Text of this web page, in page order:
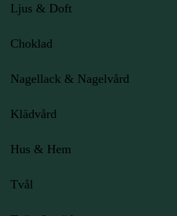
Ljus & Doft
Choklad
Nagellack & Nagelvård
Klädvård
Hus & Hem
Tvål